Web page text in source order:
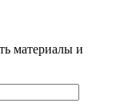
материалы и